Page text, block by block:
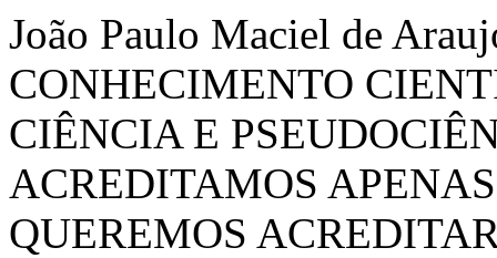
João Paulo Maciel de
CONHECIMENTO
CIÊNCIA E
ACREDITAMOS
QUEREMOS